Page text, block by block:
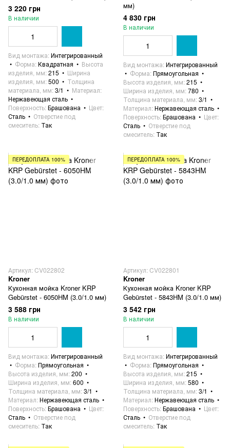
3 220 грн
В наличии
Вид монтажа Интегрированный
Форма Квадратная
Высота
изделия, мм 215
Ширина
изделия, мм 500
Толщина
материала, мм 3/1
Материал
Нержавеющая сталь
Поверхность Брашована
Цвет
Сталь
Отверстие под
смеситель Так
мм)
4 830 грн
В наличии
Вид монтажа Интегрированный
Форма Прямоугольная
Высота изделия, мм 215
Ширина изделия, мм 780
Толщина материала, мм 3/1
Материал Нержавеющая сталь
Поверхность Брашована
Цвет
Сталь
Отверстие под
смеситель Так
ПЕРЕДОПЛАТА 100%
Артикул: CV022802
Kroner
Кухонная мойка Kroner KRP
Gebürstet - 6050HM (3.0/1.0 мм)
3 588 грн
В наличии
Вид монтажа Интегрированный
Форма Прямоугольная
Высота изделия, мм 200
Ширина изделия, мм 600
Толщина материала, мм 3/1
Материал Нержавеющая сталь
Поверхность Брашована
Цвет
Сталь
Отверстие под
смеситель Так
ПЕРЕДОПЛАТА 100%
Артикул: CV022801
Kroner
Кухонная мойка Kroner KRP
Gebürstet - 5843HM (3.0/1.0 мм)
3 542 грн
В наличии
Вид монтажа Интегрированный
Форма Прямоугольная
Высота изделия, мм 215
Ширина изделия, мм 580
Толщина материала, мм 3/1
Материал Нержавеющая сталь
Поверхность Брашована
Цвет
Сталь
Отверстие под
смеситель Так